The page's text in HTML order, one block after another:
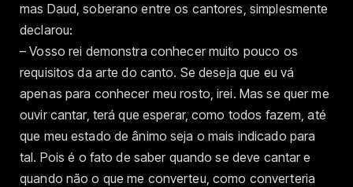
mas Daud, soberano entre os cantores, simplesmente
declarou:
– Vosso rei demonstra conhecer muito pouco os
requisitos da arte do canto. Se deseja que eu vá
apenas para conhecer meu rosto, irei. Mas se quer me
ouvir cantar, terá que esperar, como todos fazem, até
que meu estado de ânimo seja o mais indicado para
tal. Pois é o fato de saber quando se deve cantar e
quando não o que me converteu, como converteria